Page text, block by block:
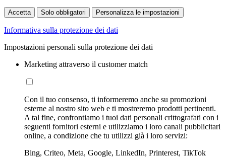
Accetta Solo obbligatori Personalizza le impostazioni
Informativa sulla protezione dei dati
Impostazioni personali sulla protezione dei dati
Marketing attraverso il customer match
Con il tuo consenso, ti informeremo anche su promozioni
esterne al nostro sito web e ti mostreremo prodotti pertinenti.
A tal fine, confrontiamo i tuoi dati personali crittografati con i
seguenti fornitori esterni e utilizziamo i loro canali pubblicitari
online, a condizione che tu utilizzi già i loro servizi:
Bing, Criteo, Meta, Google, LinkedIn, Printerest, TikTok